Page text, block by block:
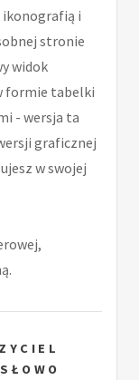
ikonografią i
stronie
widok
formie tabelki
- wersja ta
graficznej
w swojej